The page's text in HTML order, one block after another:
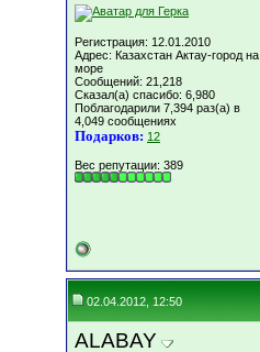
Регистрация: 12.01.2010
Адрес: Казахстан Актау-город на
море
Сообщений: 21,218
Сказал(а) спасибо: 6,980
Поблагодарили 7,394 раз(а) в
4,049 сообщениях
Подарков: 12
Вес репутации: 389
02.04.2012, 12:50
ALABAY